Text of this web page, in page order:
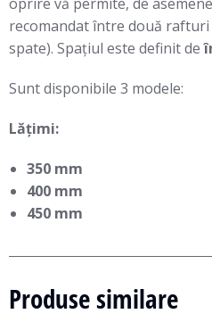
recomandat între două
spate). Spațiul este definit de
Sunt disponibile 3 modele:
Lățimi:
350 mm
400 mm
450 mm
Produse similare